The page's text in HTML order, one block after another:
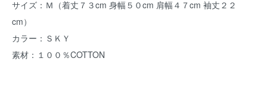
サイズ：Ｍ（着丈７３cm 身幅５０cm 肩幅４７cm 袖丈２２
cm）
カラー：ＳＫＹ
素材：１００％COTTON